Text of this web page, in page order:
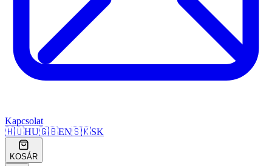
Kapcsolat
🇭🇺HU🇬🇧EN🇸🇰SK
KOSÁR